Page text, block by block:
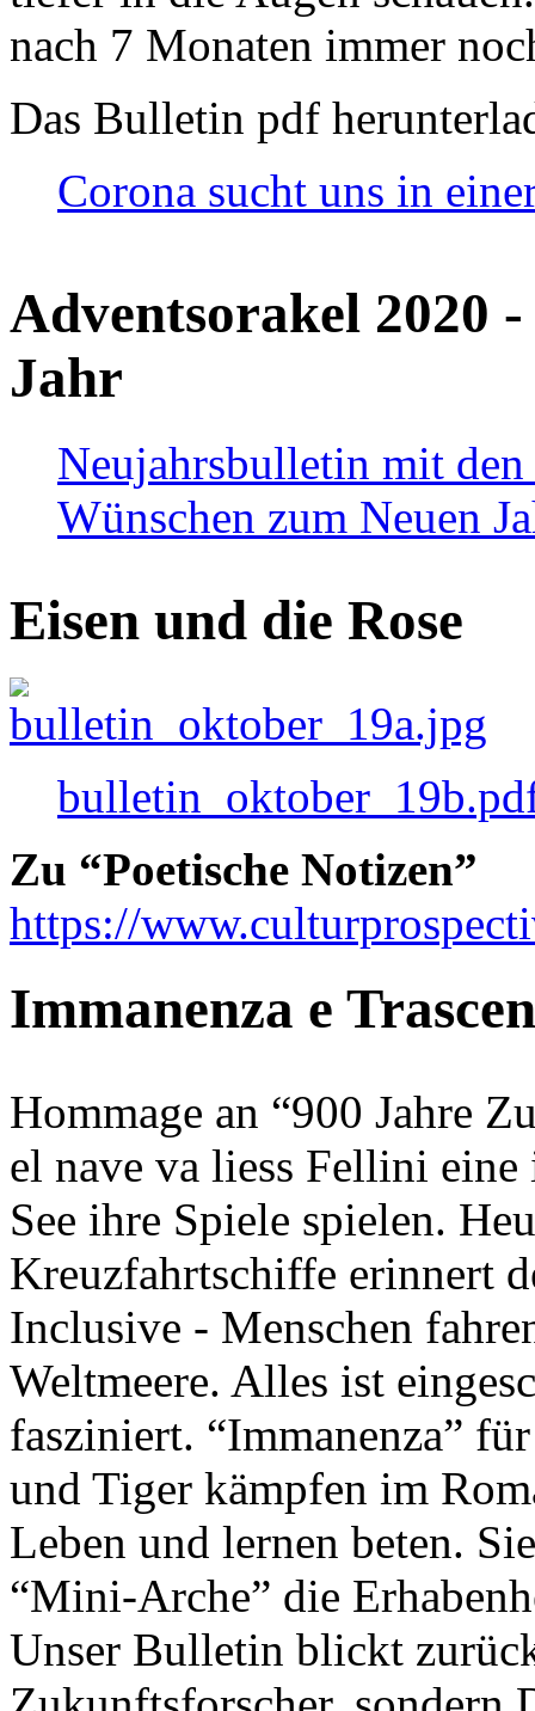
nach 7 Monaten immer
Das Bulletin pdf
Corona sucht uns in
Adventsorakel 2020
Jahr
Neujahrsbulletin mit den
Wünschen zum Neuen
Eisen und die Rose
Zu “Poetische Notizen”
https://
Immanenza e
Hommage an “900 Jahre
el nave va liess Fellini
See ihre Spiele spielen.
Kreuzfahrtschiffe erinnert
Inclusive - Menschen
Weltmeere. Alles ist
fasziniert. “Immanenza”
und Tiger kämpfen im
Leben und lernen beten.
“Mini-Arche” die
Unser Bulletin blickt